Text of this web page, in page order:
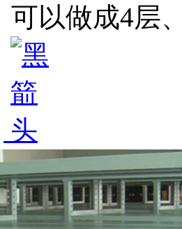
可以做成4层